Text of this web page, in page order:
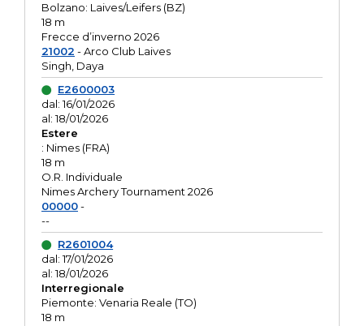
Bolzano: Laives/Leifers (BZ)
18 m
Frecce d’inverno 2026
21002 - Arco Club Laives
Singh, Daya
E2600003
dal: 16/01/2026
al: 18/01/2026
Estere
: Nimes (FRA)
18 m
O.R. Individuale
Nimes Archery Tournament 2026
00000-
--
R2601004
dal: 17/01/2026
al: 18/01/2026
Interregionale
Piemonte: Venaria Reale (TO)
18 m